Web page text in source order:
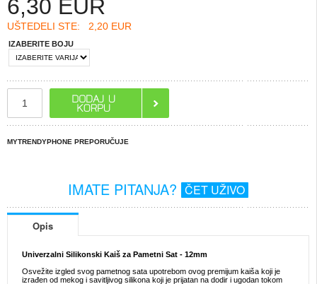
6,30 EUR
UŠTEDELI STE: 2,20 EUR
IZABERITE BOJU
MYTRENDYPHONE PREPORUČUJE
IMATE PITANJA? ČET UŽIVO
Opis
Univerzalni Silikonski Kaiš za Pametni Sat - 12mm
Osvežite izgled svog pametnog sata upotrebom ovog premijum kaiša koji je
izrađen od mekog i savitljivog silikona koji je prijatan na dodir i ugodan tokom